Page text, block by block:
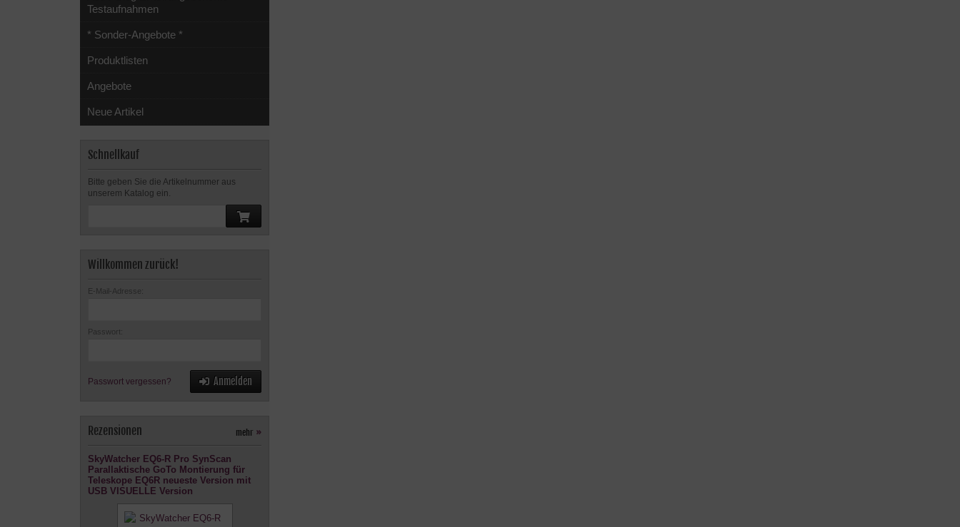
Testaufnahmen
* Sonder-Angebote *
Produktlisten
Angebote
Neue Artikel
Schnellkauf
Bitte geben Sie die Artikelnummer aus
unserem Katalog ein.
Willkommen zurück!
E-Mail-Adresse:
Passwort:
Passwort vergessen? Anmelden
Rezensionen mehr »
SkyWatcher EQ6-R Pro SynScan
Parallaktische GoTo Montierung für
Teleskope EQ6R neueste Version mit
USB VISUELLE Version